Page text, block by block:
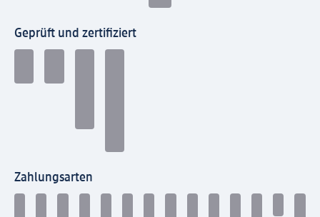
Geprüft und zertifiziert
Zahlungsarten